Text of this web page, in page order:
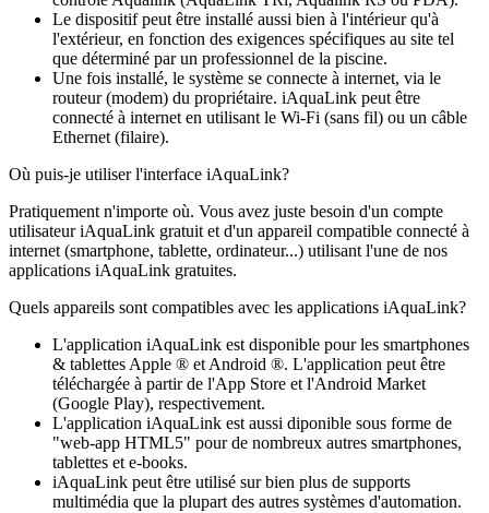
Le dispositif peut être installé aussi bien à l'intérieur qu'à
l'extérieur, en fonction des exigences spécifiques au site tel
que déterminé par un professionnel de la piscine.
Une fois installé, le système se connecte à internet, via le
routeur (modem) du propriétaire. iAquaLink peut être
connecté à internet en utilisant le Wi-Fi (sans fil) ou un câble
Ethernet (filaire).
Où puis-je utiliser l'interface iAquaLink?
Pratiquement n'importe où. Vous avez juste besoin d'un compte
utilisateur iAquaLink gratuit et d'un appareil compatible connecté à
internet (smartphone, tablette, ordinateur...) utilisant l'une de nos
applications iAquaLink gratuites.
Quels appareils sont compatibles avec les applications iAquaLink?
L'application iAquaLink est disponible pour les smartphones
& tablettes Apple ® et Android ®. L'application peut être
téléchargée à partir de l'App Store et l'Android Market
(Google Play), respectivement.
L'application iAquaLink est aussi diponible sous forme de
"web-app HTML5" pour de nombreux autres smartphones,
tablettes et e-books.
iAquaLink peut être utilisé sur bien plus de supports
multimédia que la plupart des autres systèmes d'automation.